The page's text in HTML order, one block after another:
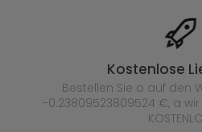
Kostenlose
Bestellen Sie o auf den
-0.23809523809524 €, a